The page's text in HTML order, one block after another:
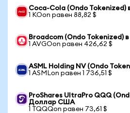
Coca-Cola (Ondo
1 KOon равен 88,82 $
Broadcom (Ondo Tokenized)
1 AVGOon равен 426,62 $
ASML Holding NV (Ondo
1 ASMLon равен 1 736,51 $
ProShares UltraPro QQQ
Доллар США
1 TQQQon равен 73,61 $